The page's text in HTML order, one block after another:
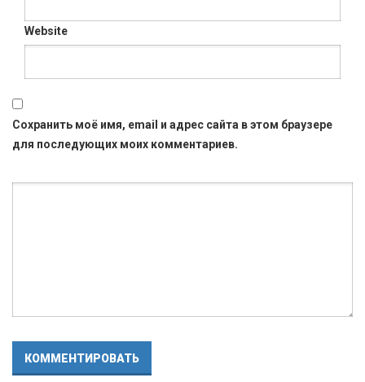
Website
Сохранить моё имя, email и адрес сайта в этом браузере
для последующих моих комментариев.